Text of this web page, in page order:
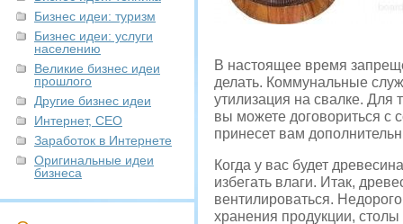
Бизнес идеи: туризм
Бизнес идеи: услуги
населению
Великие бизнес идеи
прошлого
Другие бизнес идеи
Интернет, СЕО
Заработок в Интернете
Оригинальные идеи
бизнеса
В настоящее время
делать. Коммунальные
утилизация на свалке. Для
вы можете договориться с
принесет вам
Когда у вас будет
избегать влаги. Итак,
вентилироваться.
хранения продукции,